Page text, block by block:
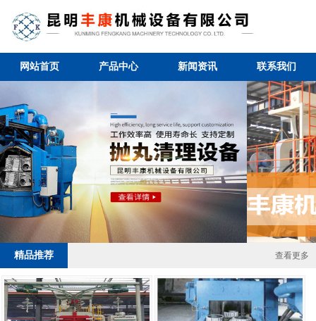
网站首页 产品中心 新闻资讯 联系我们
精品推荐 查看更多